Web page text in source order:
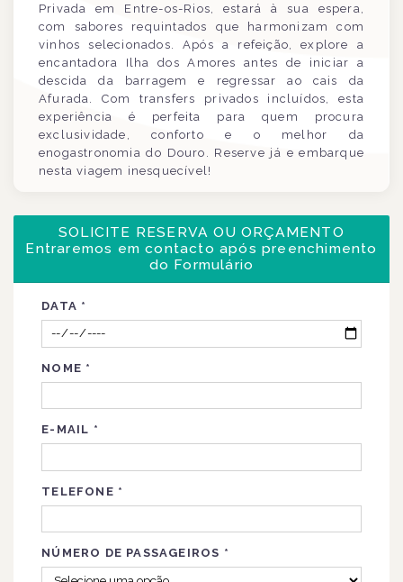
Privada em Entre-os-Rios, estará à sua espera,
com sabores requintados que harmonizam com
vinhos selecionados. Após a refeição, explore a
encantadora Ilha dos Amores antes de iniciar a
descida da barragem e regressar ao cais da
Afurada. Com transfers privados incluídos, esta
experiência é perfeita para quem procura
exclusividade, conforto e o melhor da
enogastronomia do Douro. Reserve já e embarque
nesta viagem inesquecível!
SOLICITE RESERVA OU ORÇAMENTO
Entraremos em contacto após preenchimento
do Formulário
DATA *
NOME *
E-MAIL *
TELEFONE *
NÚMERO DE PASSAGEIROS *